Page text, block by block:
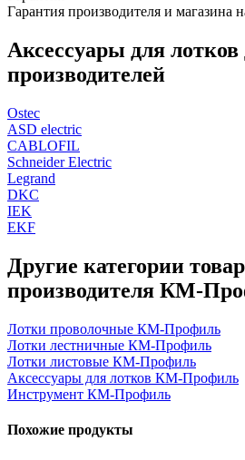
Гарантия производителя и магазина
Аксессуары для лотков
производителей
Ostec
ASD electric
CABLOFIL
Schneider Electric
Legrand
DKC
IEK
EKF
Другие категории
производителя КМ-
Лотки проволочные КМ-Профиль
Лотки лестничные КМ-Профиль
Лотки листовые КМ-Профиль
Аксессуары для лотков КМ-Профиль
Инструмент КМ-Профиль
Похожие продукты